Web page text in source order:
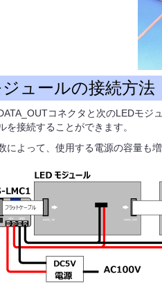
ュールの接続方法
コネクタと次のLEDモジ
を接続することができます。
によって、使用する電源の容量も